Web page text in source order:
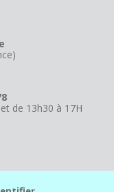
de 13h30 à 17H